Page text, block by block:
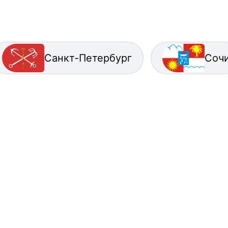
Санкт-Петербург